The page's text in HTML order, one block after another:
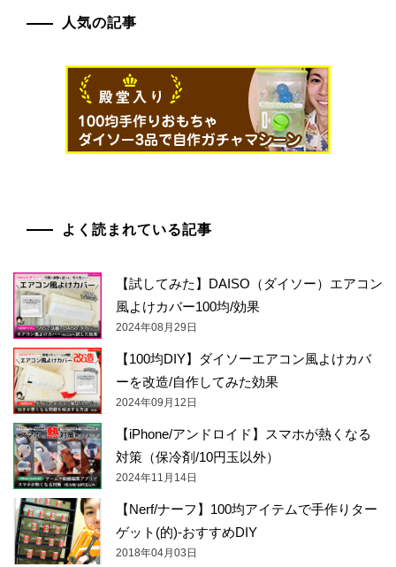
人気の記事
よく読まれている記事
【試してみた】DAISO（ダイソー）エアコン
風よけカバー100均/効果
2024年08月29日
【100均DIY】ダイソーエアコン風よけカバ
ーを改造/自作してみた効果
2024年09月12日
【iPhone/アンドロイド】スマホが熱くなる
対策（保冷剤/10円玉以外）
2024年11月14日
【Nerf/ナーフ】100均アイテムで手作りター
ゲット(的)-おすすめDIY
2018年04月03日